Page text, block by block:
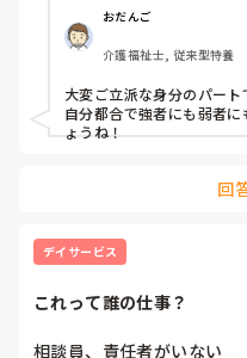
私:行けますけどちゃんと
ってな感じで今日は本当に
もう1人の別パートは何回
たら今日はしんどくて...
てに対して責任持たない
て人任せやし自分の失敗
リーダーやめて欲しいけ
ダーさせるからこのパート
おだんご
介護福祉士, 従来型特養
大変ご立派な身分のパート
自分都合で強者にも弱者
ょうね！
回
デイサービス
これって誰の仕事？
相談員、責任者がいない